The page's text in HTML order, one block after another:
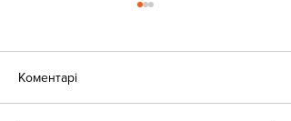
Коментарі